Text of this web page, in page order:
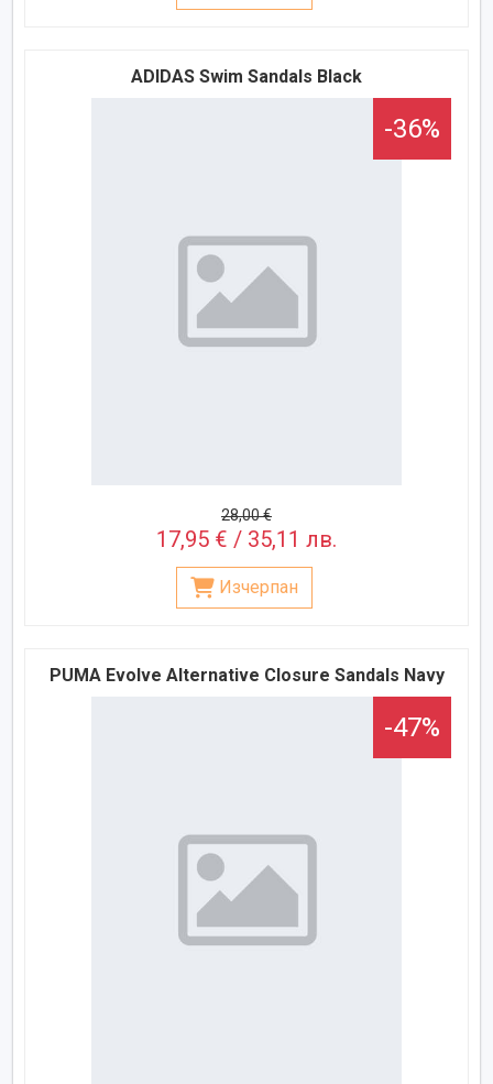
ADIDAS Swim Sandals Black
-36%
28,00 €
17,95 € / 35,11 лв.
Изчерпан
PUMA Evolve Alternative Closure Sandals Navy
-47%